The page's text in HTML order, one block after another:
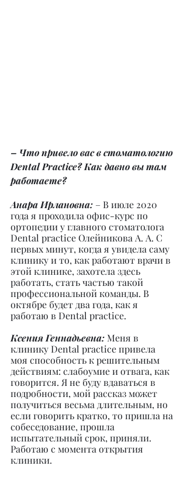
– Что привело вас в стоматологию
Dental Practice? Как давно вы там
работаете?
Анара Ирлановна: – В июле 2020
года я проходила офис-курс по
ортопедии у главного стоматолога
Dental practice Олейникова А. А. С
первых минут, когда я увидела саму
клинику и то, как работают врачи в
этой клинике, захотела здесь
работать, стать частью такой
профессиональной команды. В
октябре будет два года, как я
работаю в Dental practice.
Ксения Геннадьевна: Меня в
клинику Dental practice привела
моя способность к решительным
действиям: слабоумие и отвага, как
говорится. Я не буду вдаваться в
подробности, мой рассказ может
получиться весьма длительным, но
если говорить кратко, то пришла на
собеседование, прошла
испытательный срок, приняли.
Работаю с момента открытия
клиники.